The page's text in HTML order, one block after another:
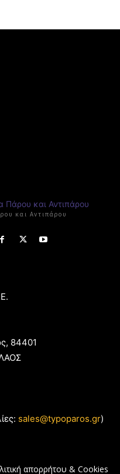
και Αντιπάρου
84401
sales@typoparos.gr)
απορρήτου & Cookies